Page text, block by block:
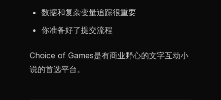
数据和复杂变量追踪很重要
你准备好了提交流程
Choice of Games是有商业野心的文字互动小
说的首选平台。